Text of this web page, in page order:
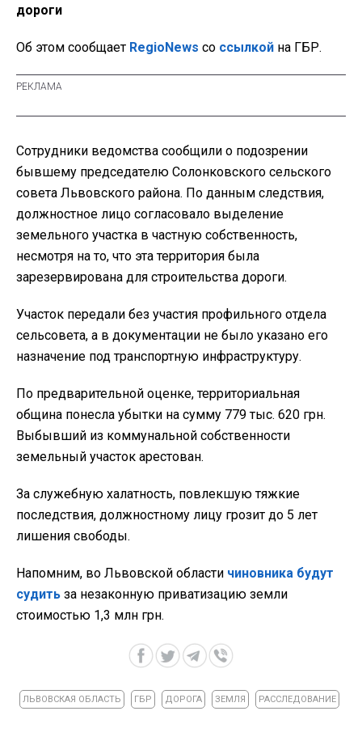
дороги
Об этом сообщает RegioNews со ссылкой на ГБР.
Сотрудники ведомства сообщили о подозрении
бывшему председателю Солонковского сельского
совета Львовского района. По данным следствия,
должностное лицо согласовало выделение
земельного участка в частную собственность,
несмотря на то, что эта территория была
зарезервирована для строительства дороги.
Участок передали без участия профильного отдела
сельсовета, а в документации не было указано его
назначение под транспортную инфраструктуру.
По предварительной оценке, территориальная
община понесла убытки на сумму 779 тыс. 620 грн.
Выбывший из коммунальной собственности
земельный участок арестован.
За служебную халатность, повлекшую тяжкие
последствия, должностному лицу грозит до 5 лет
лишения свободы.
Напомним, во Львовской области чиновника будут
судить за незаконную приватизацию земли
стоимостью 1,3 млн грн.
ЛЬВОВСКАЯ ОБЛАСТЬ ГБР ДОРОГА ЗЕМЛЯ РАССЛЕДОВАНИЕ